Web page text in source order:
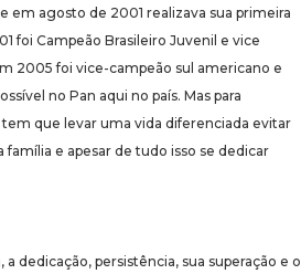
em agosto de 2001 realizava sua primeira
foi Campeão Brasileiro Juvenil e vice
2005 foi vice-campeão sul americano e
no Pan aqui no país. Mas para
que levar uma vida diferenciada evitar
e apesar de tudo isso se dedicar
dedicação, persistência, sua superação e o